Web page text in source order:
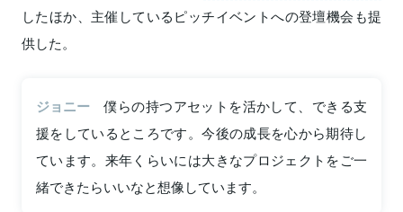
したほか、主催しているピッチイベントへの登壇機会も提
供した。
ジョニー
僕らの持つアセットを活かして、できる支
援をしているところです。今後の成長を心から期待し
ています。来年くらいには大きなプロジェクトをご一
緒できたらいいなと想像しています。